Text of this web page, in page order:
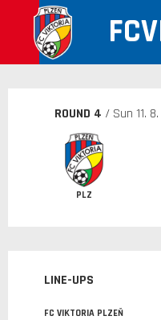
ROUND 4 / Sun 11.
PLZ
LINE-UPS
FC VIKTORIA PLZEŇ